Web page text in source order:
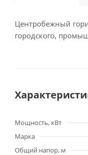
Центробежный
городского,
Мощность, кВт
Марка
Общий напор, м